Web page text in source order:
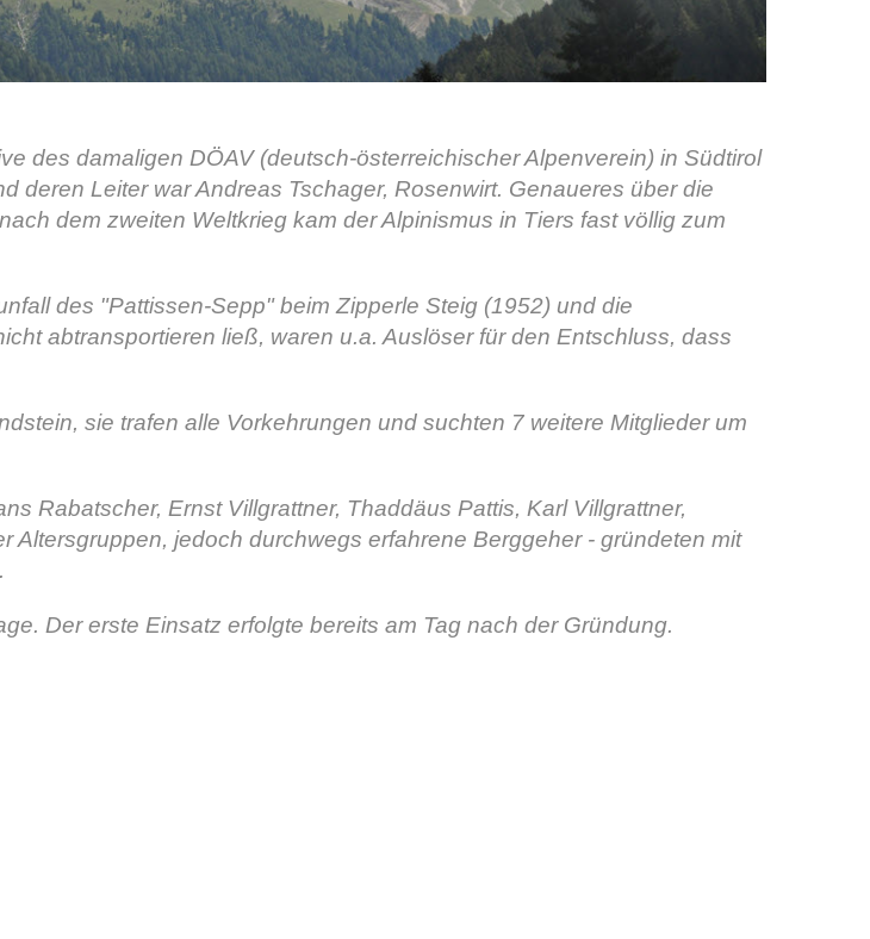
des damaligen DÖAV (deutsch-österreichischer Alpenverein) in Südtirol
deren Leiter war Andreas Tschager, Rosenwirt. Genaueres über die
dem zweiten Weltkrieg kam der Alpinismus in Tiers fast völlig zum
des "Pattissen-Sepp" beim Zipperle Steig (1952) und die
abtransportieren ließ, waren u.a. Auslöser für den Entschluss, dass
sie trafen alle Vorkehrungen und suchten 7 weitere Mitglieder um
Rabatscher, Ernst Villgrattner, Thaddäus Pattis, Karl Villgrattner,
jedoch durchwegs erfahrene Berggeher - gründeten mit
Der erste Einsatz erfolgte bereits am Tag nach der Gründung.